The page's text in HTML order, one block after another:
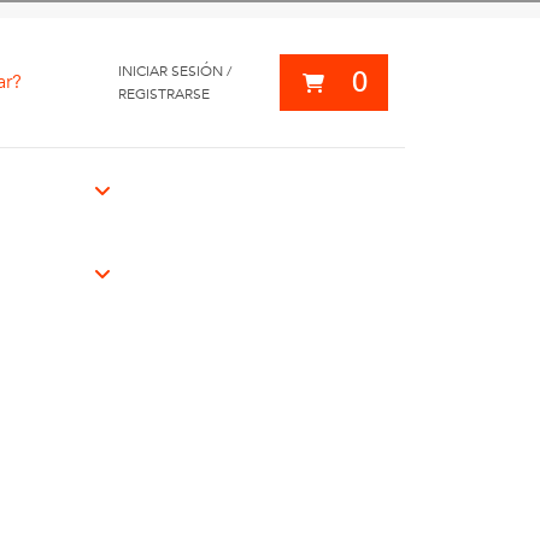
INICIAR SESIÓN /
REGISTRARSE
0